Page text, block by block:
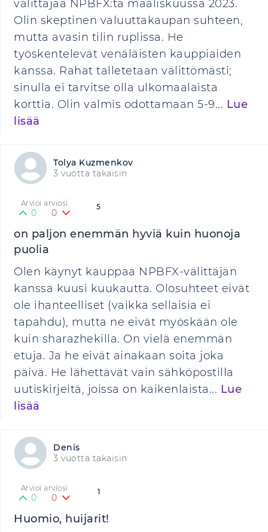
välittäjää NPBFX:tä maaliskuussa 2023.
Olin skeptinen valuuttakaupan suhteen,
mutta avasin tilin ruplissa. He
työskentelevät venäläisten kauppiaiden
kanssa. Rahat talletetaan välittömästi;
sinulla ei tarvitse olla ulkomaalaista
korttia. Olin valmis odottamaan 5-9... Lue
lisää
Tolya Kuzmenkov
3 vuotta takaisin
5
Arvioi arviosi
0 0
on paljon enemmän hyviä kuin huonoja
puolia
Olen käynyt kauppaa NPBFX-välittäjän
kanssa kuusi kuukautta. Olosuhteet eivät
ole ihanteelliset (vaikka sellaisia ei
tapahdu), mutta ne eivät myöskään ole
kuin sharazhekilla. On vielä enemmän
etuja. Ja he eivät ainakaan soita joka
päivä. He lähettävät vain sähköpostilla
uutiskirjeitä, joissa on kaikenlaista... Lue
lisää
Denis
3 vuotta takaisin
1
Arvioi arviosi
0 0
Huomio, huijarit!